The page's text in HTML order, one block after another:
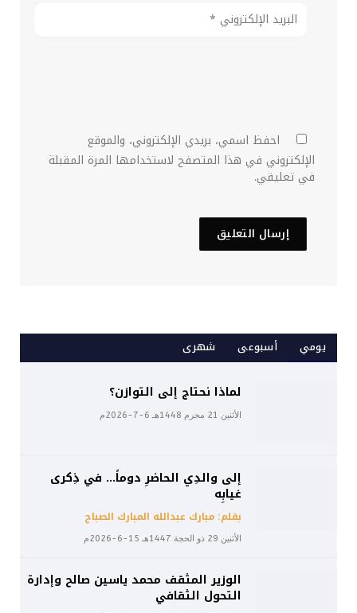
احفظ اسمي، بريدي الإلكتروني، والموقع
الإلكتروني في هذا المتصفح لاستخدامها المرة المقبلة
في تعليقي.
يومي أسبوعى شهرى
لماذا نحتاج إلى التوازن؟
الأثنين 21 محرم 1448هـ 6-7-2026م
إلى والدِي الحاضرِ دوماً… في ذِكرى
غيابِه
بقلم: مبارك عبدالله المبارك الصباح
الأثنين 29 ذو الحجة 1447هـ 15-6-2026م
الوزير المثقف محمد ياسين صالح وإدارة
التحول الثقافي